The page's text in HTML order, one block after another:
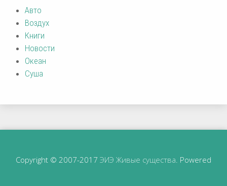
Авто
Воздух
Книги
Новости
Океан
Суша
Copyright © 2007-2017 ЭИЭ Живые существа . Powered